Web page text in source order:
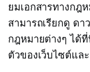
ยมเอกสารทางกฎ
สามารถเรียกดู ดา
กฎหมายต่างๆ ได้
ตัวของเว็บไซต์แ